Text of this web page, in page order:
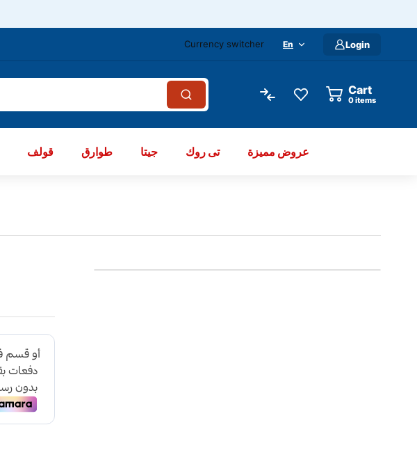
Currency switcher En Login
Cart
items
قولف طوارق جيتا تى روك عروض مميزة